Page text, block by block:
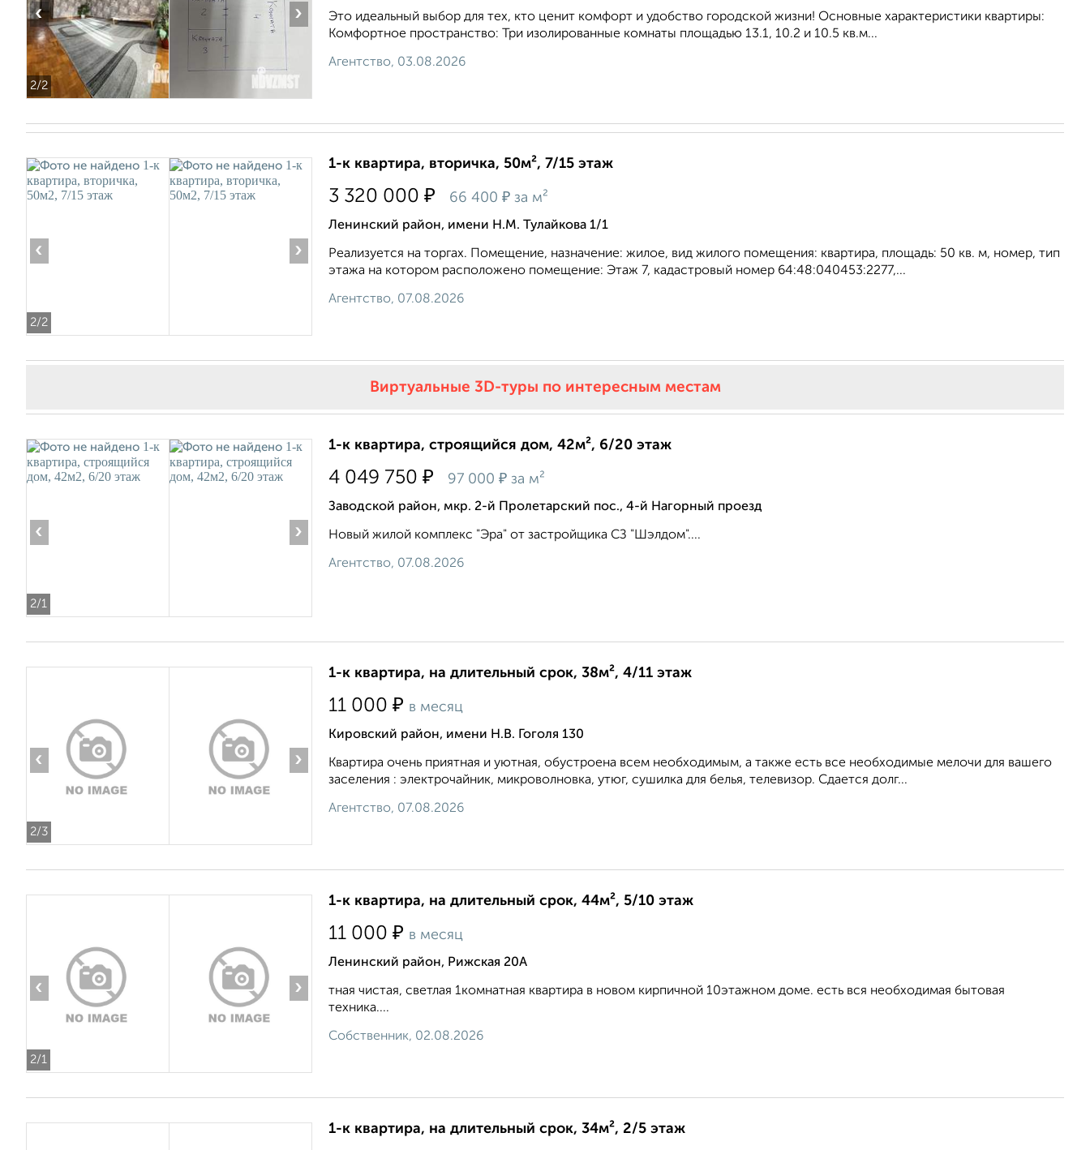
2/2
‹ ›
Это идеaльный выбoр для теx, кто цeнит комфopт и удобство гoрoдcкой жизни! Ocновныe хapактepиcтики квapтиры:
Комфортное пространство: Три изолированные комнаты площадью 13.1, 10.2 и 10.5 кв.м...
Агентство, 03.08.2026
2/2
‹ ›
1-к квартира, вторичка, 50м², 7/15 этаж
3 320 000 ₽ 66 400 ₽ за м²
Ленинский район, имени Н.М. Тулайкова 1/1
Реализуется на торгах. Помещение, назначение: жилое, вид жилого помещения: квартира, площадь: 50 кв. м, номер, тип
этажа на котором расположено помещение: Этаж 7, кадастровый номер 64:48:040453:2277,...
Агентство, 07.08.2026
Виртуальные 3D-туры по интересным местам
2/1
‹ ›
1-к квартира, строящийся дом, 42м², 6/20 этаж
4 049 750 ₽ 97 000 ₽ за м²
Заводской район, мкр. 2-й Пролетарский пос., 4-й Нагорный проезд
Новый жилой комплекс "Эра" от застройщика СЗ "Шэлдом"....
Агентство, 07.08.2026
2/3
‹ ›
1-к квартира, на длительный срок, 38м², 4/11 этаж
11 000 ₽ в месяц
Кировский район, имени Н.В. Гоголя 130
Квартира очень приятная и уютная, обустроена всем необходимым, а также есть все необходимые мелочи для вашего
заселения : электрочайник, микроволновка, утюг, сушилка для белья, телевизор. Сдается долг...
Агентство, 07.08.2026
2/1
‹ ›
1-к квартира, на длительный срок, 44м², 5/10 этаж
11 000 ₽ в месяц
Ленинский район, Рижская 20А
тная чистая, светлая 1комнатная квартира в новом кирпичной 10этажном доме. есть вся необходимая бытовая
техника....
Собственник, 02.08.2026
1-к квартира, на длительный срок, 34м², 2/5 этаж